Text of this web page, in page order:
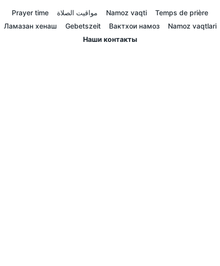
Prayer time مواقيت الصلاة Namoz vaqti
Temps de prière
Ламазан хенаш
Gebetszeit Вактхои намоз
Namoz vaqtlari
Наши контакты